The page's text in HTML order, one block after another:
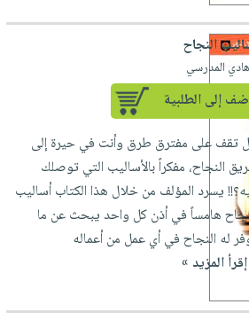
النجاح
هادي المدرسي
إلى الطلبية
تقف على مفترق طرق وأنت في حيرة إلى
النجاح، مفكراً بالأساليب التي توصلك
يسرد المؤلف من خلال هذا الكتاب أساليب
هامساً في أذن كل واحد يبحث عن ما
له النجاح في أي عمل من أعماله
إقرأ المزيد »